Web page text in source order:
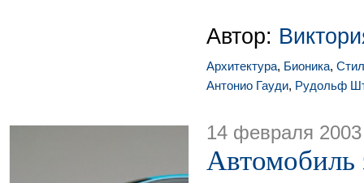
Автор:
Архитектура, Бионика,
Антонио Гауди, Рудольф
14 февраля 2003
Автомобиль